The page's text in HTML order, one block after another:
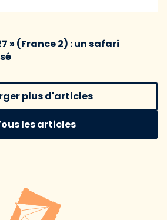
» (France 2) : un safari
plus d'articles
les articles